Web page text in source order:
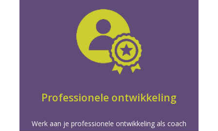
Professionele ontwikkeling
Werk aan je professionele ontwikkeling als coach
coachpraktijk en carrière.
Meer info